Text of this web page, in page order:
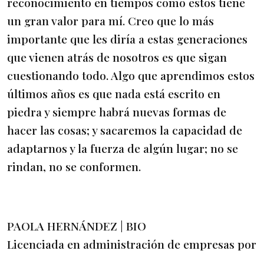
un gran valor para mí. Creo que lo más
importante que les diría a estas generaciones
que vienen atrás de nosotros es que sigan
cuestionando todo. Algo que aprendimos estos
últimos años es que nada está escrito en
piedra y siempre habrá nuevas formas de
hacer las cosas; y sacaremos la capacidad de
adaptarnos y la fuerza de algún lugar; no se
rindan, no se conformen.
PAOLA HERNÁNDEZ | BIO
Licenciada en administración de empresas por